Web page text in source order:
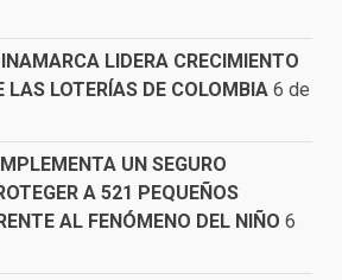
LIDERA CRECIMIENTO
LAS LOTERÍAS DE COLOMBIA 6 de
UN SEGURO
A 521 PEQUEÑOS
AL FENÓMENO DEL NIÑO 6